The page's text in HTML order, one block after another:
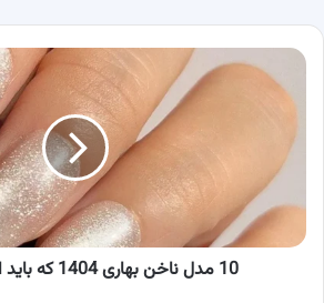
10
ناخن
1404
امتحان
کنید!
10 مدل ناخن بهاری 1404 که باید امتحان کنید!